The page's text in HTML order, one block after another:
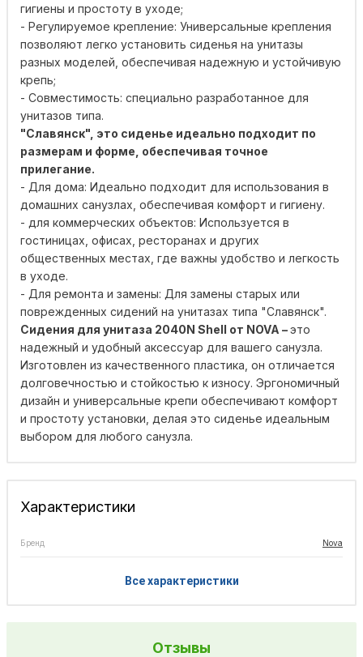
гигиены и простоту в уходе;
- Регулируемое крепление: Универсальные крепления
позволяют легко установить сиденья на унитазы
разных моделей, обеспечивая надежную и устойчивую
крепь;
- Совместимость: специально разработанное для
унитазов типа.
"Славянск", это сиденье идеально подходит по
размерам и форме, обеспечивая точное
прилегание.
- Для дома: Идеально подходит для использования в
домашних санузлах, обеспечивая комфорт и гигиену.
- для коммерческих объектов: Используется в
гостиницах, офисах, ресторанах и других
общественных местах, где важны удобство и легкость
в уходе.
- Для ремонта и замены: Для замены старых или
поврежденных сидений на унитазах типа "Славянск".
Сидения для унитаза 2040N Shell от NOVA –это
надежный и удобный аксессуар для вашего санузла.
Изготовлен из качественного пластика, он отличается
долговечностью и стойкостью к износу. Эргономичный
дизайн и универсальные крепи обеспечивают комфорт
и простоту установки, делая это сиденье идеальным
выбором для любого санузла.
Характеристики
Бренд Nova
Все характеристики
Отзывы